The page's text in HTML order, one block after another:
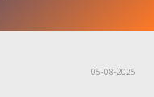
05-08-2025